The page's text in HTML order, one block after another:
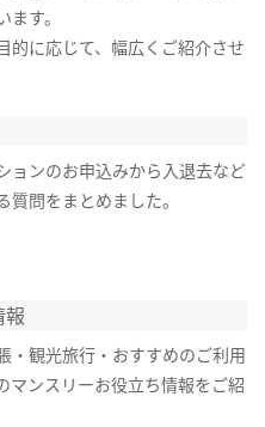
す。
的に応じて、幅広くご紹介させ
ョンのお申込みから入退去など
質問をまとめました。
・観光旅行・おすすめのご利用
マンスリーお役立ち情報をご紹